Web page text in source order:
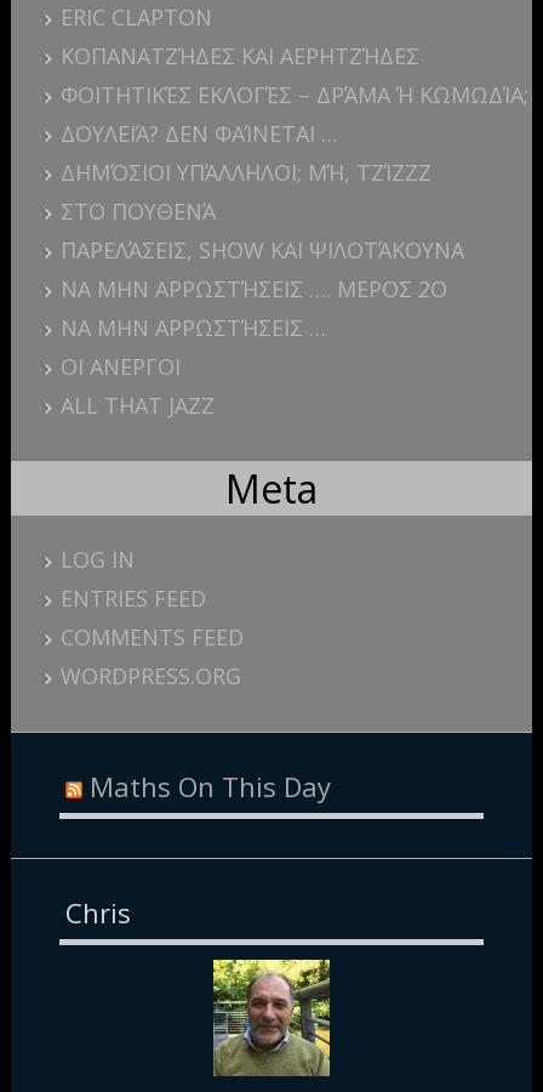
ERIC CLAPTON
ΚΟΠΑΝΑΤΖΉΔΕΣ ΚΑΙ ΑΕΡΗΤΖΉΔΕΣ
ΦΟΙΤΗΤΙΚΈΣ ΕΚΛΟΓΈΣ – ΔΡΆΜΑ Ή ΚΩΜΩΔΊΑ;
ΔΟΥΛΕΙΆ? ΔΕΝ ΦΑΊΝΕΤΑΙ …
ΔΗΜΌΣΙΟΙ ΥΠΆΛΛΗΛΟΙ; ΜΉ, ΤΖΊΖΖΖ
ΣΤΟ ΠΟΥΘΕΝΆ
ΠΑΡΕΛΆΣΕΙΣ, SHOW ΚΑΙ ΨΙΛΟΤΆΚΟΥΝΑ
ΝΑ ΜΗΝ ΑΡΡΩΣΤΉΣΕΙΣ …. ΜΕΡΟΣ 2Ο
ΝΑ ΜΗΝ ΑΡΡΩΣΤΉΣΕΙΣ …
ΟΙ ΑΝΕΡΓΟΙ
ALL THAT JAZZ
Meta
LOG IN
ENTRIES FEED
COMMENTS FEED
WORDPRESS.ORG
Maths On This Day
Chris